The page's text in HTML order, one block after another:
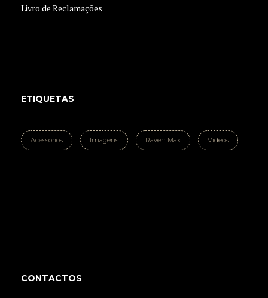
Livro de Reclamações
ETIQUETAS
Acessórios Imagens Raven Max Videos
CONTACTOS